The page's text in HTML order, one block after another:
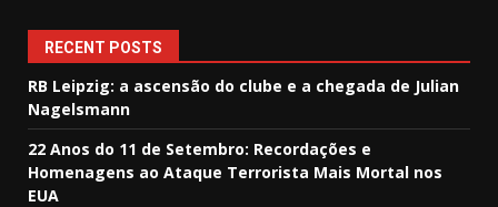
RECENT POSTS
RB Leipzig: a ascensão do clube e a chegada de Julian
Nagelsmann
22 Anos do 11 de Setembro: Recordações e
Homenagens ao Ataque Terrorista Mais Mortal nos
EUA